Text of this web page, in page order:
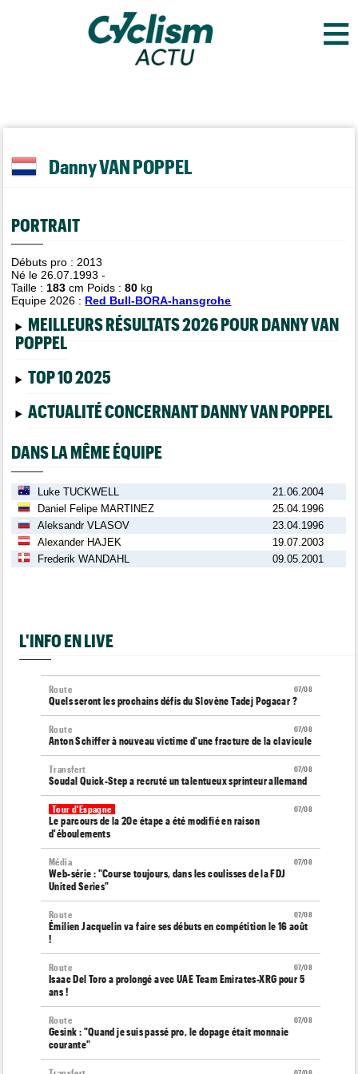
≡
Danny VAN POPPEL
PORTRAIT
Débuts pro : 2013
Né le 26.07.1993 -
Taille : 183 cm Poids :80 kg
Equipe 2026 : Red Bull-BORA-hansgrohe
MEILLEURS RÉSULTATS 2026 POUR DANNY VAN
POPPEL
TOP 10 2025
ACTUALITÉ CONCERNANT DANNY VAN POPPEL
DANS LA MÊME ÉQUIPE
Luke TUCKWELL
21.06.2004
Daniel Felipe MARTINEZ
25.04.1996
Aleksandr VLASOV
23.04.1996
Alexander HAJEK
19.07.2003
Frederik WANDAHL
09.05.2001
L'INFO EN LIVE
07/08
Route
Quels seront les prochains défis du Slovène Tadej Pogacar ?
07/08
Route
Anton Schiffer à nouveau victime d'une fracture de la clavicule
07/08
Transfert
Soudal Quick-Step a recruté un talentueux sprinteur allemand
07/08
Tour d'Espagne
Le parcours de la 20e étape a été modifié en raison
d'éboulements
07/08
Média
Web-série : "Course toujours, dans les coulisses de la FDJ
United Series"
07/08
Route
Émilien Jacquelin va faire ses débuts en compétition le 16 août
!
07/08
Route
Isaac Del Toro a prolongé avec UAE Team Emirates-XRG pour 5
ans !
07/08
Route
Gesink : "Quand je suis passé pro, le dopage était monnaie
courante"